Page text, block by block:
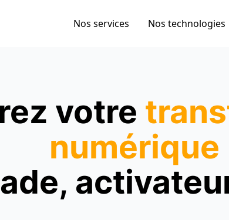
Nos services Nos technologies
votre
numérique